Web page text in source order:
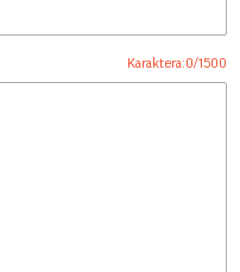
Karaktera:0/1500